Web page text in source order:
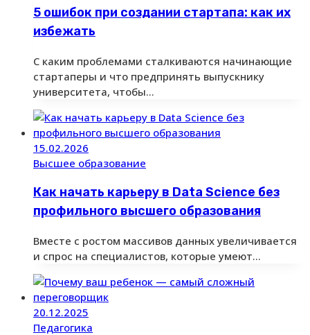
5 ошибок при создании стартапа: как их
избежать
С каким проблемами сталкиваются начинающие
стартаперы и что предпринять выпускнику
университета, чтобы…
15.02.2026
Высшее образование
Как начать карьеру в Data Science без
профильного высшего образования
Вместе с ростом массивов данных увеличивается
и спрос на специалистов, которые умеют…
20.12.2025
Педагогика